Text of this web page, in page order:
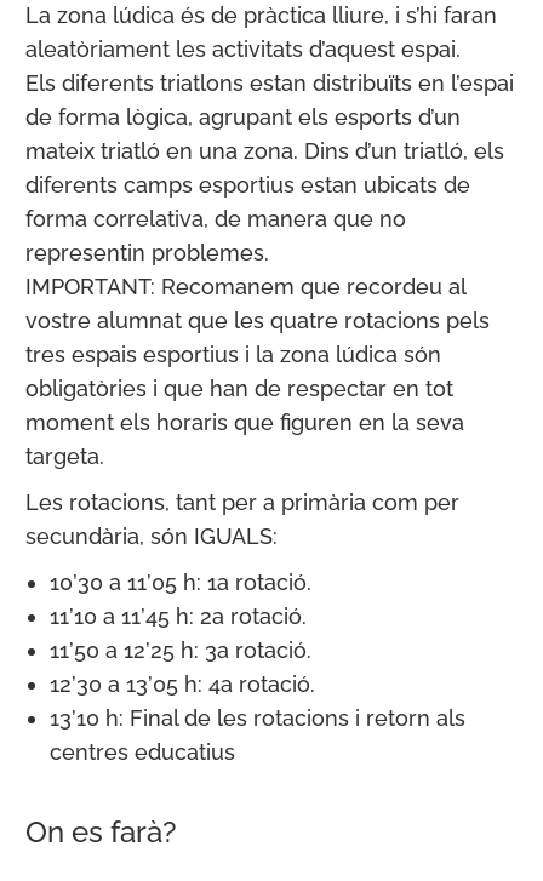
La zona lúdica és de pràctica lliure, i s’hi faran
aleatòriament les activitats d’aquest espai.
Els diferents triatlons estan distribuïts en l’espai
de forma lògica, agrupant els esports d’un
mateix triatló en una zona. Dins d’un triatló, els
diferents camps esportius estan ubicats de
forma correlativa, de manera que no
representin problemes.
IMPORTANT: Recomanem que recordeu al
vostre alumnat que les quatre rotacions pels
tres espais esportius i la zona lúdica són
obligatòries i que han de respectar en tot
moment els horaris que figuren en la seva
targeta.
Les rotacions, tant per a primària com per
secundària, són IGUALS:
10’30 a 11’05 h: 1a rotació.
11’10 a 11’45 h: 2a rotació.
11’50 a 12’25 h: 3a rotació.
12’30 a 13’05 h: 4a rotació.
13’10 h: Final de les rotacions i retorn als
centres educatius
On es farà?